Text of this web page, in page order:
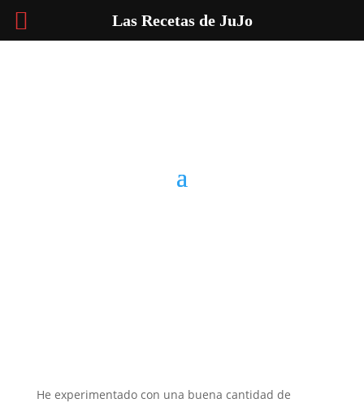
He experimentado con una buena cantidad de
Las Recetas de JuJo